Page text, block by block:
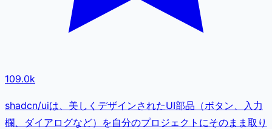
109.0k
shadcn/uiは、美しくデザインされたUI部品（ボタン、入力
欄、ダイアログなど）を自分のプロジェクトにそのまま取り